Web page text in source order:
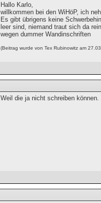
Hallo Karlo,
willkommen bei den WiHöP, ich
Es gibt übrigens keine
leer sind, niemand traut sich da
wegen dummer Wandinschriften
(Beitrag wurde von Tex Rubinowitz am
Weil die ja nicht schreiben können.